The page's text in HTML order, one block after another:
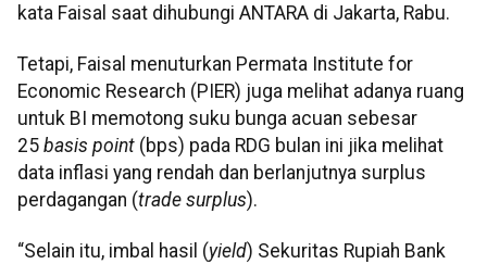
kata Faisal saat dihubungi ANTARA di Jakarta, Rabu.
Tetapi, Faisal menuturkan Permata Institute for
Economic Research (PIER) juga melihat adanya ruang
untuk BI memotong suku bunga acuan sebesar
25 basis point (bps) pada RDG bulan ini jika melihat
data inflasi yang rendah dan berlanjutnya surplus
perdagangan (trade surplus).
“Selain itu, imbal hasil (yield) Sekuritas Rupiah Bank